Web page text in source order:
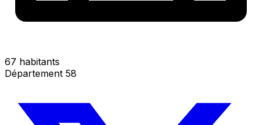
67 habitants
Département 58